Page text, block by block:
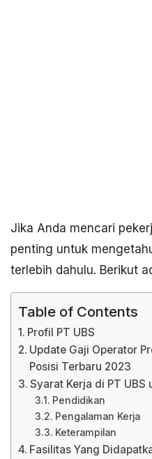
Jika Anda mencari
penting untuk
terlebih dahulu. Berikut
Table of Contents
Profil PT UBS
Update Gaji Operator
Posisi Terbaru 2023
Syarat Kerja di PT UBS
Pendidikan
Pengalaman Kerja
Keterampilan
Fasilitas Yang